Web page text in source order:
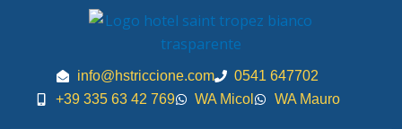
info@hstriccione.com
0541 647702
+39 335 63 42 769
WA Micol WA Mauro